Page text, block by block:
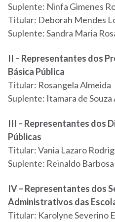
Suplente: Ninfa Gimenes
Titular: Deborah Mendes
Suplente: Sandra Maria
II – Representantes dos
Básica Pública
Titular: Rosangela Almeida
Suplente: Itamara de Souza
III – Representantes dos
Públicas
Titular: Vania Lazaro
Suplente: Reinaldo Barbosa
IV – Representantes dos
Administrativos das
Titular: Karolyne Severino